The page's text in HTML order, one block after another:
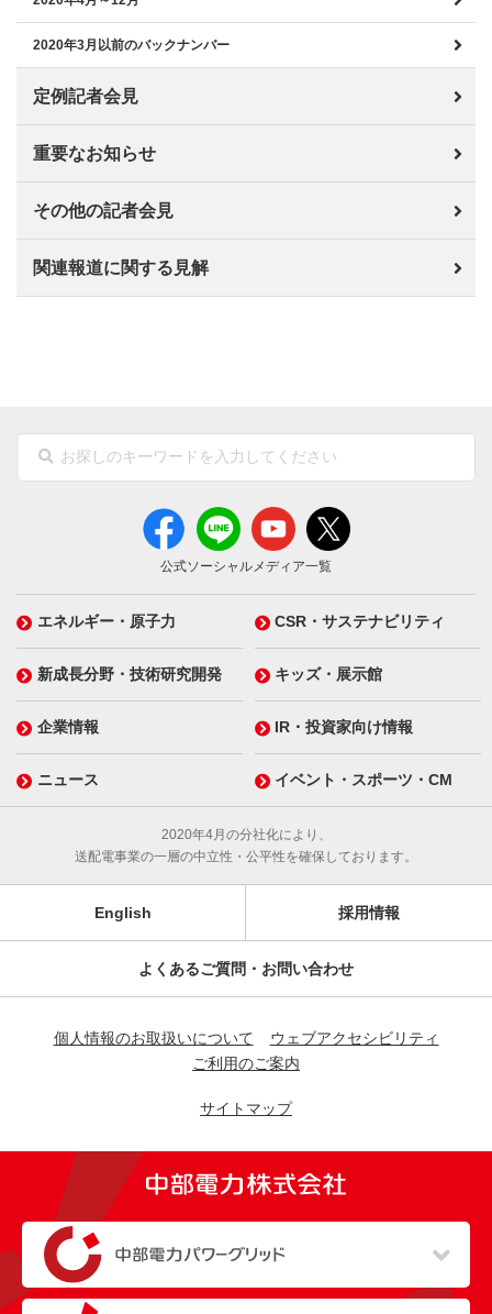
2020年3月以前のバックナンバー
定例記者会見
重要なお知らせ
その他の記者会見
関連報道に関する見解
公式ソーシャルメディア一覧
エネルギー・原子力 CSR・サステナビリティ
新成長分野・技術研究開発 キッズ・展示館
企業情報 IR・投資家向け情報
ニュース イベント・スポーツ・CM
2020年4月の分社化により、
送配電事業の一層の中立性・公平性を確保しております。
English 採用情報
よくあるご質問・お問い合わせ
個人情報のお取扱いについて
ウェブアクセシビリティ
ご利用のご案内
サイトマップ
（新しいウィンドウを開きます）